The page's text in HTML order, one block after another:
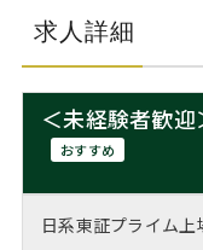
コンサルタントの紹介
ステージ別アドバイス
MBAの転職事例
MBAからのFAQ
MBA留学生数の推移
職務経歴書の書き方
よくある面接Q&A集
転職市場の明日をよめ
転職成功への4つの鍵
キャリアデザインセミ
キャリアフォーラム
主なクライアント
採用情報
求人詳細
＜未経験者歓
おすすめ
日系東証プライム